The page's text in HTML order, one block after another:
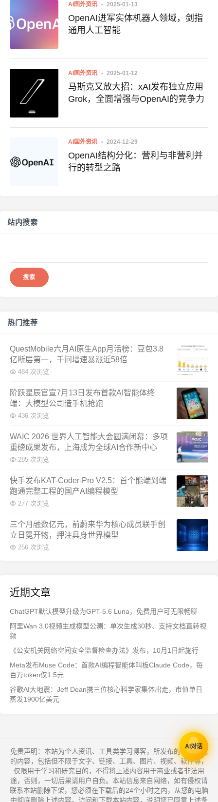
AI国外资讯 2025-01-13
OpenAI进军实体机器人领域，剑指
通用人工智能
AI国外资讯 2025-01-12
马斯克又放大招：xAI发布独立应用
Grok，全面增强与OpenAI的竞争力
AI国外资讯 2024-12-29
OpenAI结构分化：营利与非营利并
行的转型之路
站内搜索
热门推荐
QuestMobile六月AI原生App月活榜：豆包3.8
亿断层第一，千问增速暴涨近58倍
484 次浏览
阶跃星辰官宣7月13日发布首款AI智能体终
端：大模型公司造手机抢跑
436 次浏览
WAIC 2026 世界人工智能大会圆满闭幕：多项
重磅成果发布，上海成为全球AI合作新中心
285 次浏览
快手发布KAT-Coder-Pro V2.5：首个能端到端
跑通完整工程的国产AI编程模型
277 次浏览
三个月融数亿元，前蔚来华为核心成员联手创
立日冕开物，押注具身世界模型
256 次浏览
近期文章
ChatGPT默认模型升级为GPT-5.6 Luna，免费用户可无限畅聊
阿里Wan 3.0视频生成模型公测：单次生成30秒、支持文档直转视
频
《公安机关网络空间安全监督检查办法》发布，10月1日起施行
Meta发布Muse Code：首款AI编程智能体叫板Claude Code，每
百万token仅1.5元
谷歌AI大地震：Jeff Dean携三位核心科学家集体出走，市值单日
蒸发1900亿美元
免责声明：本站为个人资讯、工具类学习博客，所发布的一切形式
的内容，包括但不限于文字、链接、工具、图片、视频、软件等，
仅限用于学习和研究目的，不得将上述内容用于商业或者非法用
途，否则，一切后果请用户自负。本站信息来自网络，如有侵权请
联系本站删除下架，您必须在下载后的24个小时之内，从您的电脑
中彻底删除上述内容。访问和下载本站内容，说明您已同意上述条
AI对话